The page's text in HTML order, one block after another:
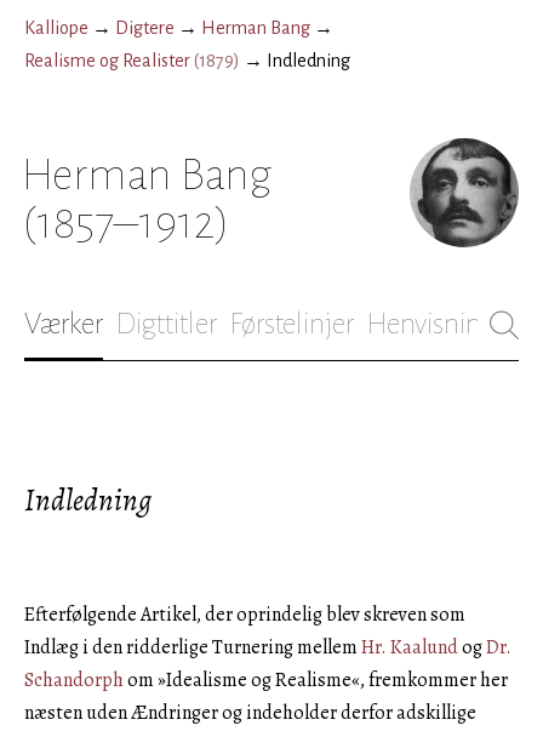
Kalliope → Digtere → Herman Bang →
Realisme og Realister(1879) → Indledning
Herman Bang
(1857–1912)
Værker Digttitler Førstelinjer Henvisninger
Indledning
Efterfølgende Artikel, der oprindelig blev skreven som
Indlæg i den ridderlige Turnering mellemHr. KaalundogDr.
Schandorphom »Idealisme og Realisme«, fremkommer her
næsten uden Ændringer og indeholder derfor adskillige